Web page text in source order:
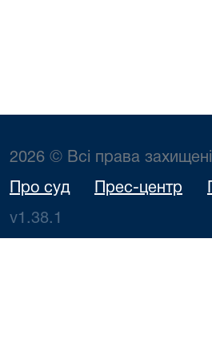
2026 © Всі права захищені
Про суд Прес-центр
v1.38.1